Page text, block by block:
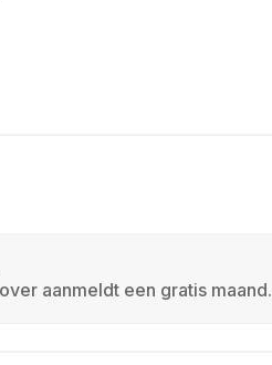
aanmeldt een gratis maand.